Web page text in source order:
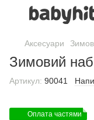
Аксесуари
Зимовий
Артикул: 90041
Оплата частями